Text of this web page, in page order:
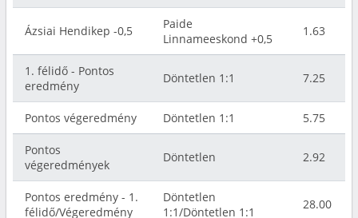
Ázsiai Hendikep -0,5
Paide
Linnameeskond +0,5
1.63
1. félidő - Pontos
eredmény
Döntetlen 1:1 7.25
Pontos végeredmény Döntetlen 1:1 5.75
Pontos
végeredmények
Döntetlen 2.92
Pontos eredmény - 1.
félidő/Végeredmény
Döntetlen
1:1/Döntetlen 1:1
28.00